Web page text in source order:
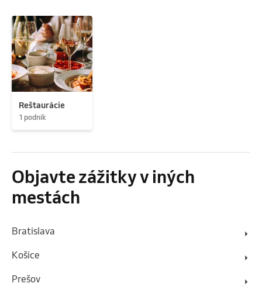
Reštaurácie
1 podnik
Objavte zážitky v iných
mestách
Bratislava
Košice
Prešov